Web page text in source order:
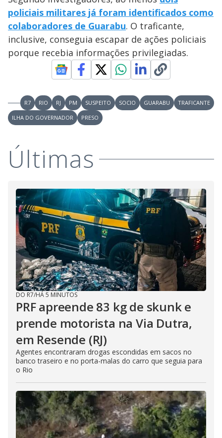
policiais militares já foram identificados como
colaboradores de Guarabu. O traficante,
inclusive, conseguia escapar de ações policiais
porque recebia informações privilegiadas.
R7 RIO RJ PM SUSPEITO SOCIO GUARABU
TRAFICANTE
ILHA DO GOVERNADOR
PRESO
Últimas
DO R7/HÁ 5 MINUTOS
PRF apreende 83 kg de skunk e
prende motorista na Via Dutra,
em Resende (RJ)
Agentes encontraram drogas escondidas em sacos no
banco traseiro e no porta-malas do carro que seguia para
o Rio